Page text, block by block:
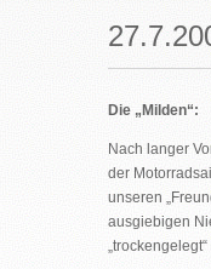
Die „Milden“:
Nach langer
der
unseren
ausgiebigen